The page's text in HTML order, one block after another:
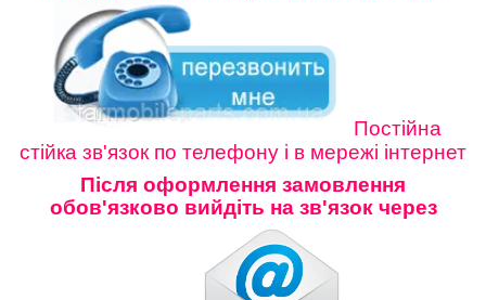
Постійна
стійка зв'язок по телефону і в мережі інтернет
Після оформлення замовлення
обов'язково вийдіть на зв'язок через